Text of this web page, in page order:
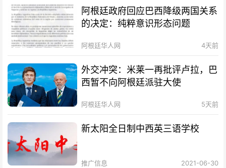
阿根廷政府回应巴西降级两国关系
的决定：纯粹意识形态问题
阿根廷华人网 4天前
外交冲突：米莱一再批评卢拉，巴
西暂不向阿根廷派驻大使
阿根廷华人网 5天前
新太阳全日制中西英三语学校
推广信息 2021-06-30